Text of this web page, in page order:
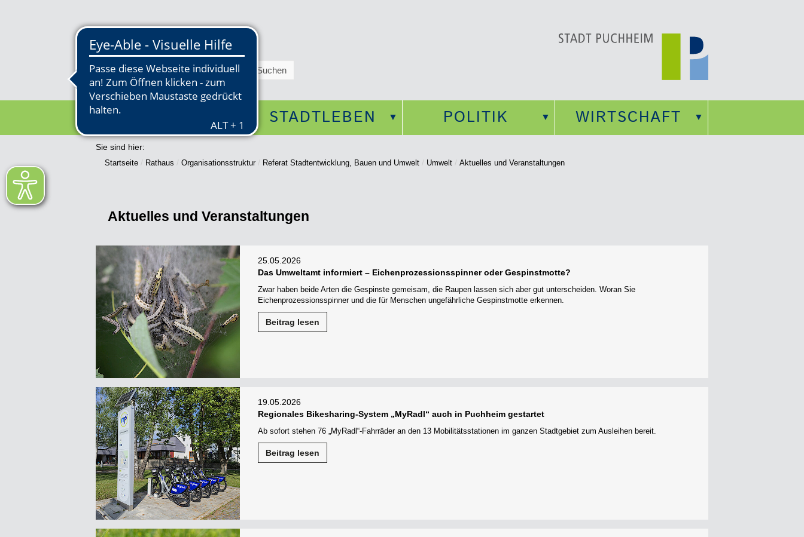
STADTLEBEN POLITIK WIRTSCHAFT
Sie sind hier:
Startseite Rathaus Organisationsstruktur Referat Stadtentwicklung, Bauen und Umwelt Umwelt Aktuelles und Veranstaltungen
Aktuelles und Veranstaltungen
25.05.2026
Das Umweltamt informiert – Eichenprozessionsspinner oder Gespinstmotte?
Zwar haben beide Arten die Gespinste gemeisam, die Raupen lassen sich aber gut unterscheiden. Woran Sie
Eichenprozessionsspinner und die für Menschen ungefährliche Gespinstmotte erkennen.
Beitrag lesen
19.05.2026
Regionales Bikesharing-System „MyRadl“ auch in Puchheim gestartet
Ab sofort stehen 76 „MyRadl“-Fahrräder an den 13 Mobilitätsstationen im ganzen Stadtgebiet zum Ausleihen bereit.
Beitrag lesen